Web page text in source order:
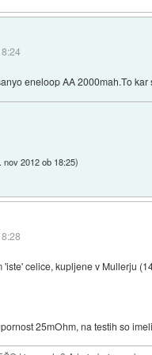
eneloop AA 2000mah.To
nov 2012 ob 18:25)
'iste' celice, kupljene v Mullerju
25mOhm, na testih so